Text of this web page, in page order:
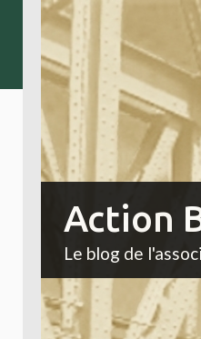
Action
Le blog de